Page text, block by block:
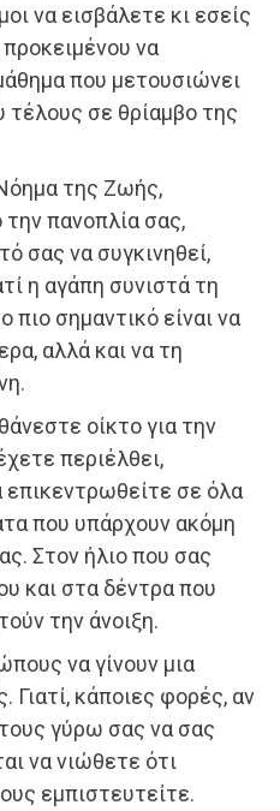
να εισβάλετε κι εσείς
να
που μετουσιώνει
τέλους σε θρίαμβο της
της Ζωής,
την πανοπλία σας,
σας να συγκινηθεί,
η αγάπη συνιστά τη
πιο σημαντικό είναι να
αλλά και να τη
οίκτο για την
περιέλθει,
σε όλα
που υπάρχουν ακόμη
Στον ήλιο που σας
και στα δέντρα που
την άνοιξη.
να γίνουν μια
Γιατί, κάποιες φορές, αν
γύρω σας να σας
να νιώθετε ότι
εμπιστευτείτε.